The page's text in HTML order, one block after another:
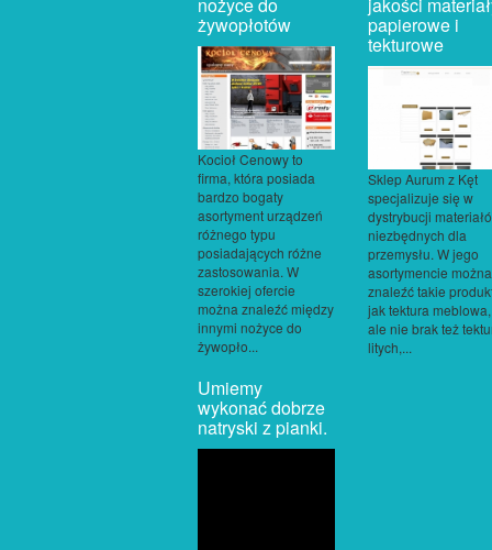
żywopłotów
Kocioł Cenowy to
firma, która posiada
bardzo bogaty
asortyment urządzeń
różnego typu
posiadających różne
zastosowania. W
szerokiej ofercie
można znaleźć między
innymi nożyce do
żywopło...
papierowe i
tekturowe
Sklep Aurum z Kęt
specjalizuje się w
dystrybucji
niezbędnych dla
przemysłu. W jego
asortymencie można
znaleźć takie
jak tektura meblowa,
ale nie brak też
litych,...
Umiemy
wykonać dobrze
natryski z pianki.